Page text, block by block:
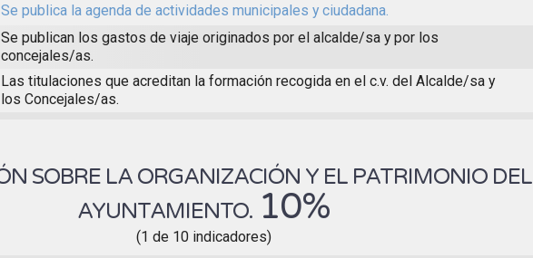
Se publica la agenda de actividades municipales y ciudadana.
Se publican los gastos de viaje originados por el alcalde/sa y por los
concejales/as.
Las titulaciones que acreditan la formación recogida en el c.v. del Alcalde/sa y
los Concejales/as.
SOBRE LA ORGANIZACIÓN Y EL PATRIMONIO DEL
AYUNTAMIENTO. 10%
(1 de 10 indicadores)